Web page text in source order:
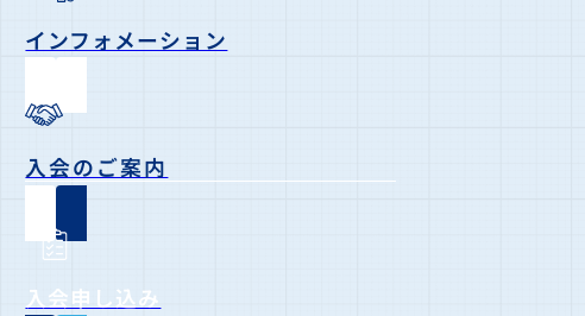
インフォメーション
入会のご案内
入会申し込み